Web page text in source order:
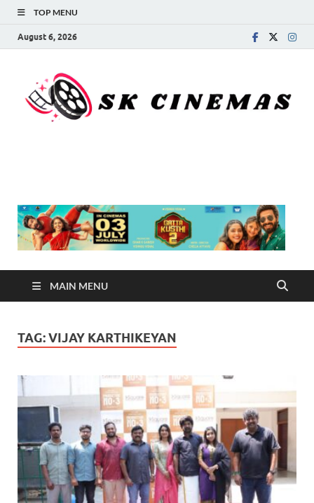
TOP MENU
August 6, 2026
MAIN MENU
TAG:VIJAY KARTHIKEYAN